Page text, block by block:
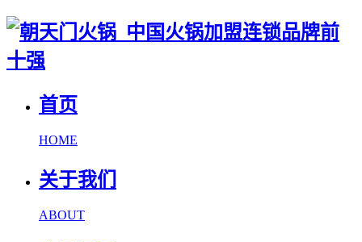
首页
HOME
关于我们
ABOUT